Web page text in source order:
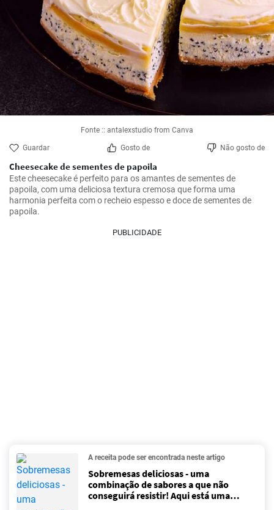
Fonte :: antalexstudio from Canva
Guardar Gosto de Não gosto de
Cheesecake de sementes de papoila
Este cheesecake é perfeito para os amantes de sementes de
papoila, com uma deliciosa textura cremosa que forma uma
harmonia perfeita com o recheio espesso e doce de sementes de
papoila.
PUBLICIDADE
A receita pode ser encontrada neste artigo
Sobremesas deliciosas - uma
combinação de sabores a que não
conseguirá resistir! Aqui está uma